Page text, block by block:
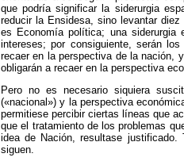
que podría significar la siderurgia
reducir la Ensidesa, sino levantar
es Economía política; una siderurgia
intereses; por consiguiente, serán
recaer en la perspectiva de la nación,
obligarán a recaer en la perspectiva
Pero no es necesario siquiera
(«nacional») y la perspectiva
permitiese percibir ciertas líneas que
que el tratamiento de los problemas
idea de Nación, resultase
siguen.